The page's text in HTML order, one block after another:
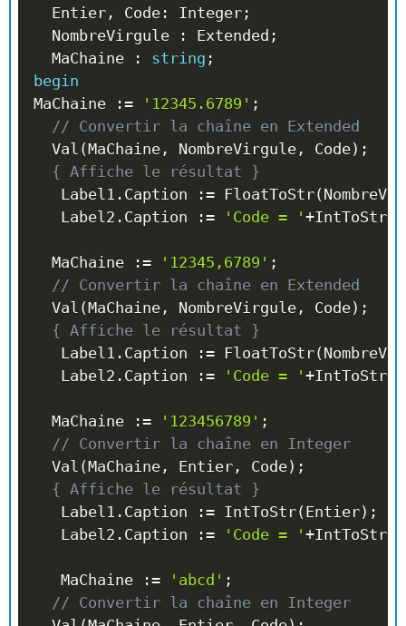
  Entier
, Code : Integer ;
  NombreVirgule
: Extended ;
  MaChaine
: string ;
begin
MaChaine
:= '12345.6789' ;
// Convertir la chaîne en Extended
  Val
(MaChaine , NombreVirgule , Code) ;
{ Affiche le résultat }
   Label1
. Caption := FloatToStr(
   Label2
. Caption := 'Code = ' +IntToStr
  MaChaine
:= '12345,6789' ;
// Convertir la chaîne en Extended
  Val
(MaChaine , NombreVirgule , Code) ;
{ Affiche le résultat }
   Label1
. Caption := FloatToStr(
   Label2
. Caption := 'Code = ' +IntToStr
  MaChaine
:= '123456789' ;
// Convertir la chaîne en Integer
  Val
(MaChaine , Entier , Code) ;
{ Affiche le résultat }
   Label1
. Caption := IntToStr(Entier) ;
   Label2
. Caption := 'Code = ' +IntToStr
   MaChaine
:= 'abcd' ;
// Convertir la chaîne en Integer